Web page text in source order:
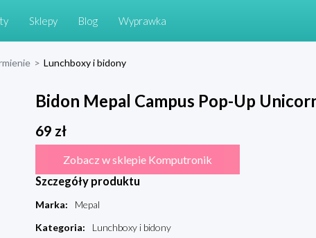
Sklepy Blog Wyprawka
> Lunchboxy i bidony
Bidon Mepal Campus Pop-Up
69 zł
Zobacz w sklepie Komputronik
Szczegóły produktu
Marka:
Mepal
Kategoria:
Lunchboxy i bidony